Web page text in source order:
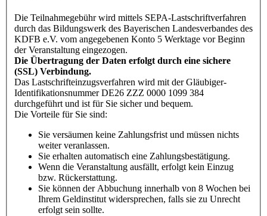
Die Teilnahmegebühr wird mittels SEPA-Lastschriftverfahren
durch das Bildungswerk des Bayerischen Landesverbandes des
KDFB e.V. vom angegebenen Konto 5 Werktage vor Beginn
der Veranstaltung eingezogen.
Die Übertragung der Daten erfolgt durch eine sichere
(SSL) Verbindung.
Das Lastschrifteinzugsverfahren wird mit der Gläubiger-
Identifikationsnummer DE26 ZZZ 0000 1099 384
durchgeführt und ist für Sie sicher und bequem.
Die Vorteile für Sie sind:
Sie versäumen keine Zahlungsfrist und müssen nichts
weiter veranlassen.
Sie erhalten automatisch eine Zahlungsbestätigung.
Wenn die Veranstaltung ausfällt, erfolgt kein Einzug
bzw. Rückerstattung.
Sie können der Abbuchung innerhalb von 8 Wochen bei
Ihrem Geldinstitut widersprechen, falls sie zu Unrecht
erfolgt sein sollte.